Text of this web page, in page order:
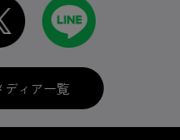
ディア一覧